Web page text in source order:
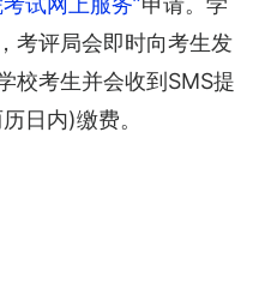
考评局会即时向考生发
校考生并会收到SMS提
日内)缴费。